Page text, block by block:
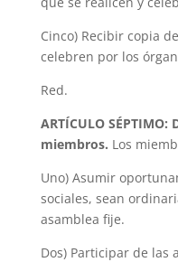
Cinco) Recibir copia
celebren por los
Red.
ARTÍCULO
miembros. Los
Uno) Asumir
sociales, sean
asamblea fije.
Dos) Participar de las